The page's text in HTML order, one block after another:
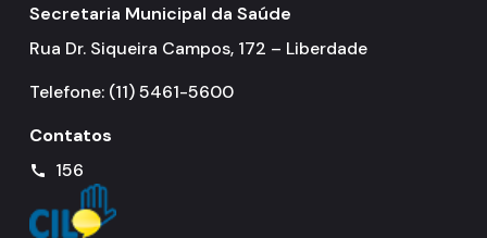
Secretaria Municipal da Saúde
Rua Dr. Siqueira Campos, 172 – Liberdade
Telefone: (11) 5461-5600
Contatos
call 156